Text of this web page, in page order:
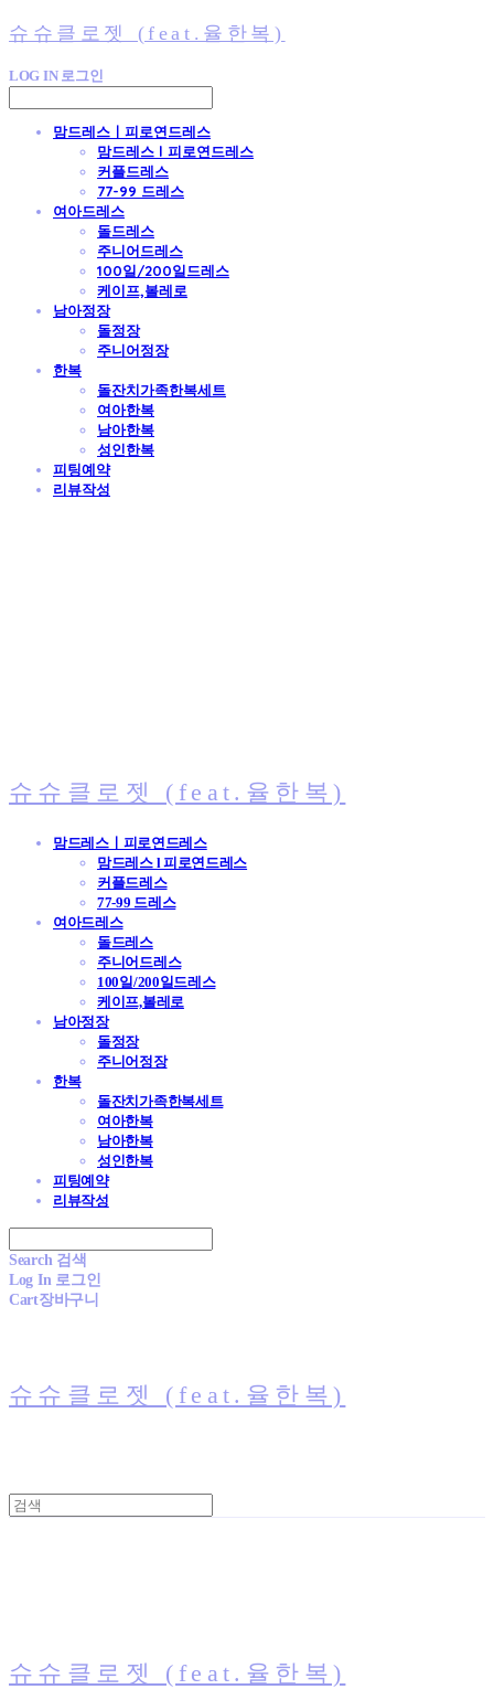
슈슈클로젯 (feat.율한복)
LOG IN 로그인
맘드레스ㅣ피로연드레스
맘드레스 l 피로연드레스
커플드레스
77-99 드레스
여아드레스
돌드레스
주니어드레스
100일/200일드레스
케이프,볼레로
남아정장
돌정장
주니어정장
한복
돌잔치가족한복세트
여아한복
남아한복
성인한복
피팅예약
리뷰작성
슈슈클로젯 (feat.율한복)
맘드레스ㅣ피로연드레스
맘드레스 l 피로연드레스
커플드레스
77-99 드레스
여아드레스
돌드레스
주니어드레스
100일/200일드레스
케이프,볼레로
남아정장
돌정장
주니어정장
한복
돌잔치가족한복세트
여아한복
남아한복
성인한복
피팅예약
리뷰작성
Search 검색
Log In 로그인
Cart장바구니
슈슈클로젯 (feat.율한복)
슈슈클로젯 (feat.율한복)